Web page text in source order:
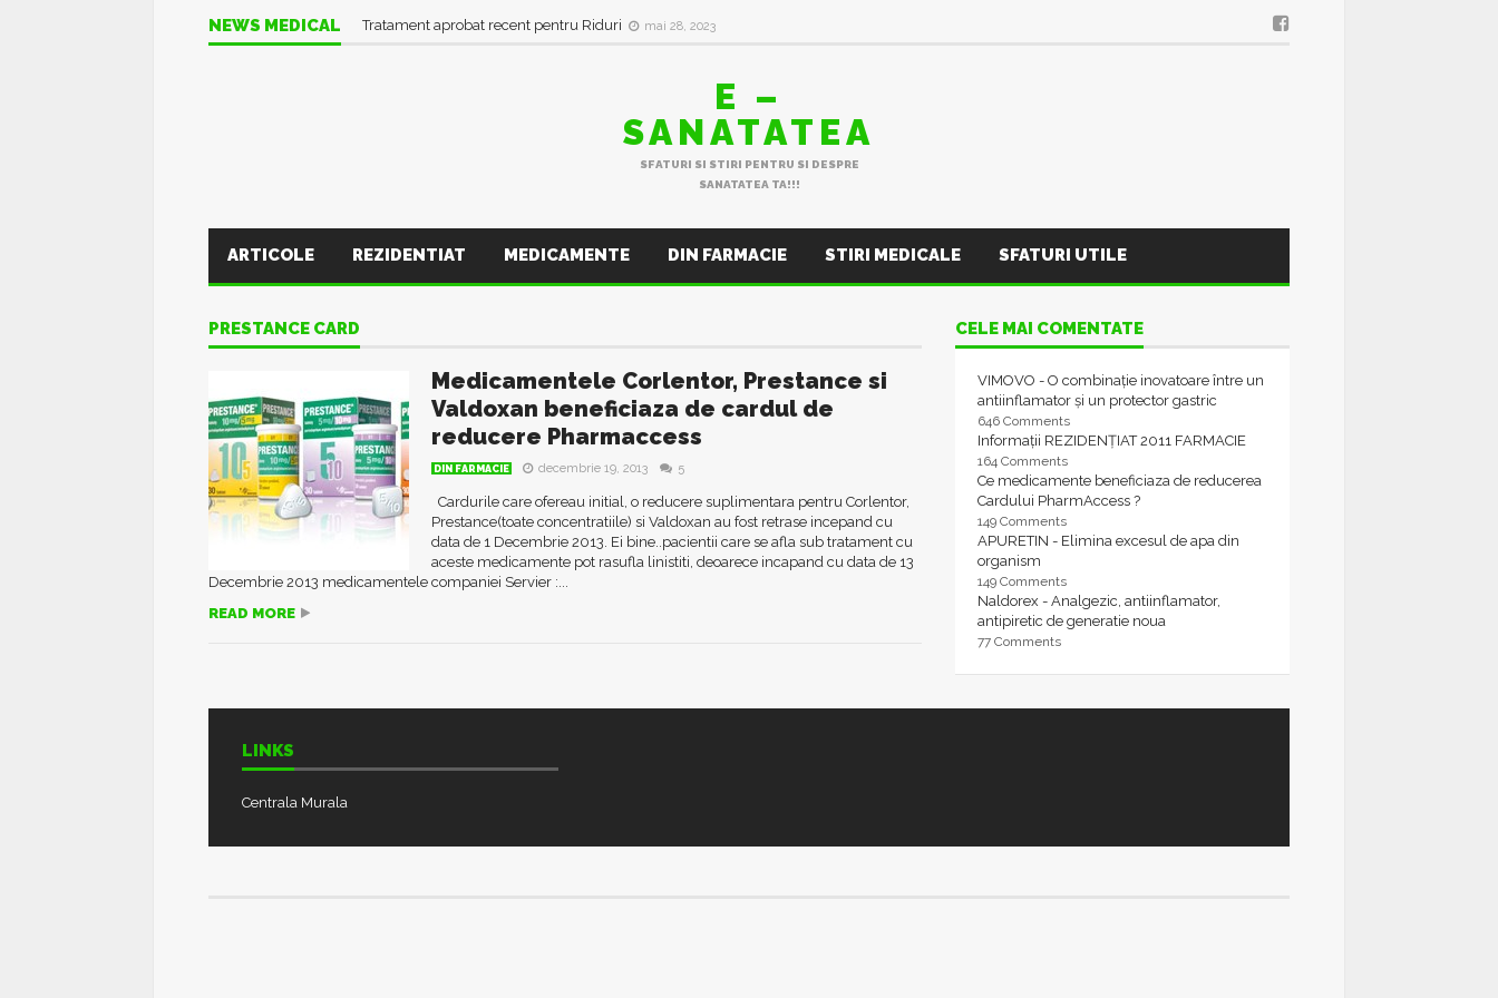
NEWS MEDICAL Tratament aprobat recent pentru Riduri mai 28, 2023
E –
SANATATEA
SFATURI SI STIRI PENTRU SI DESPRE
SANATATEA TA!!!
ARTICOLE REZIDENTIAT MEDICAMENTE DIN FARMACIE STIRI MEDICALE SFATURI UTILE
PRESTANCE CARD
Medicamentele Corlentor, Prestance si
Valdoxan beneficiaza de cardul de
reducere Pharmaccess
DIN FARMACIE decembrie 19, 2013 5
Cardurile care ofereau initial, o reducere suplimentara pentru Corlentor,
Prestance(toate concentratiile) si Valdoxan au fost retrase incepand cu
data de 1 Decembrie 2013. Ei bine..pacientii care se afla sub tratament cu
aceste medicamente pot rasufla linistiti, deoarece incapand cu data de 13
Decembrie 2013 medicamentele companiei Servier :...
READ MORE
CELE MAI COMENTATE
VIMOVO - O combinație inovatoare între un
antiinflamator și un protector gastric
646 Comments
Informații REZIDENȚIAT 2011 FARMACIE
164 Comments
Ce medicamente beneficiaza de reducerea
Cardului PharmAccess ?
149 Comments
APURETIN - Elimina excesul de apa din
organism
149 Comments
Naldorex - Analgezic, antiinflamator,
antipiretic de generatie noua
77 Comments
LINKS
Centrala Murala